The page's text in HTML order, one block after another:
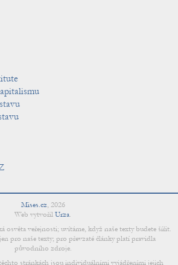
Mises.cz, 2026
Web vytvořil Urza.
osvěta veřejnosti; uvítáme, když naše texty budete šířit.
pro naše texty; pro převzaté články platí pravidla
původního zdroje.
stránkách jsou individuálními vyjádřeními jejich